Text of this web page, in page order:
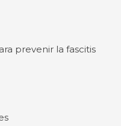
prevenir la fascitis